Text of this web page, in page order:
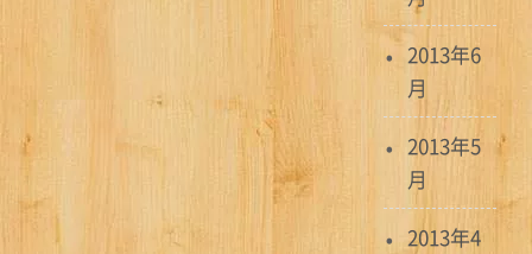
2013年6
月
2013年5
月
2013年4